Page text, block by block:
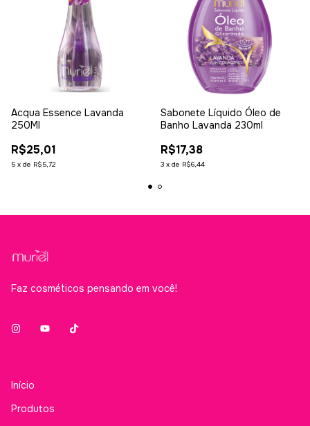
Acqua Essence Lavanda
250Ml
R$25,01
5 x de R$5,72
Sabonete Líquido Óleo de
Banho Lavanda 230ml
R$17,38
3 x de R$6,44
Faz cosméticos pensando em você!
Início
Produtos